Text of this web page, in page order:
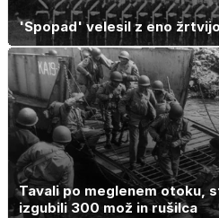
'Spopad' velesil z eno
Tavali po meglenem otoku,
izgubili 300 mož in rušilca